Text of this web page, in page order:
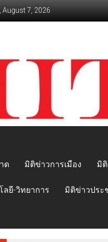
August 7, 2026
ด
มิติข่าวการเมือง มิ
ลยี-วิทยาการ มิติข่าวปร